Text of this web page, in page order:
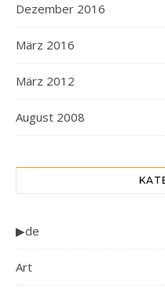
Dezember 2016
März 2016
März 2012
August 2008
▶de
Art